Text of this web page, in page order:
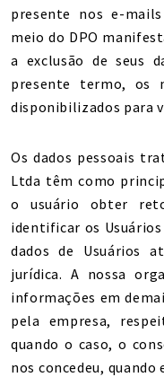
presente nos e-
meio do DPO
a exclusão de seus
presente termo, os
disponibilizados para
Os dados pessoais
Ltda têm como
o usuário obter
identificar os
dados de Usuários
jurídica. A nossa
informações em
pela empresa,
quando o caso, o
nos concedeu, quando